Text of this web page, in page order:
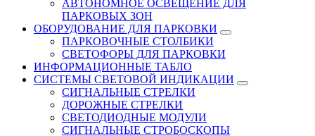
АВТОНОМНОЕ ОСВЕЩЕНИЕ ДЛЯ
ПАРКОВЫХ ЗОН
ОБОРУДОВАНИЕ ДЛЯ ПАРКОВКИ
ПАРКОВОЧНЫЕ СТОЛБИКИ
СВЕТОФОРЫ ДЛЯ ПАРКОВКИ
ИНФОРМАЦИОННЫЕ ТАБЛО
CИСТЕМЫ СВЕТОВОЙ ИНДИКАЦИИ
СИГНАЛЬНЫЕ СТРЕЛКИ
ДОРОЖНЫЕ СТРЕЛКИ
СВЕТОДИОДНЫЕ МОДУЛИ
СИГНАЛЬНЫЕ СТРОБОСКОПЫ